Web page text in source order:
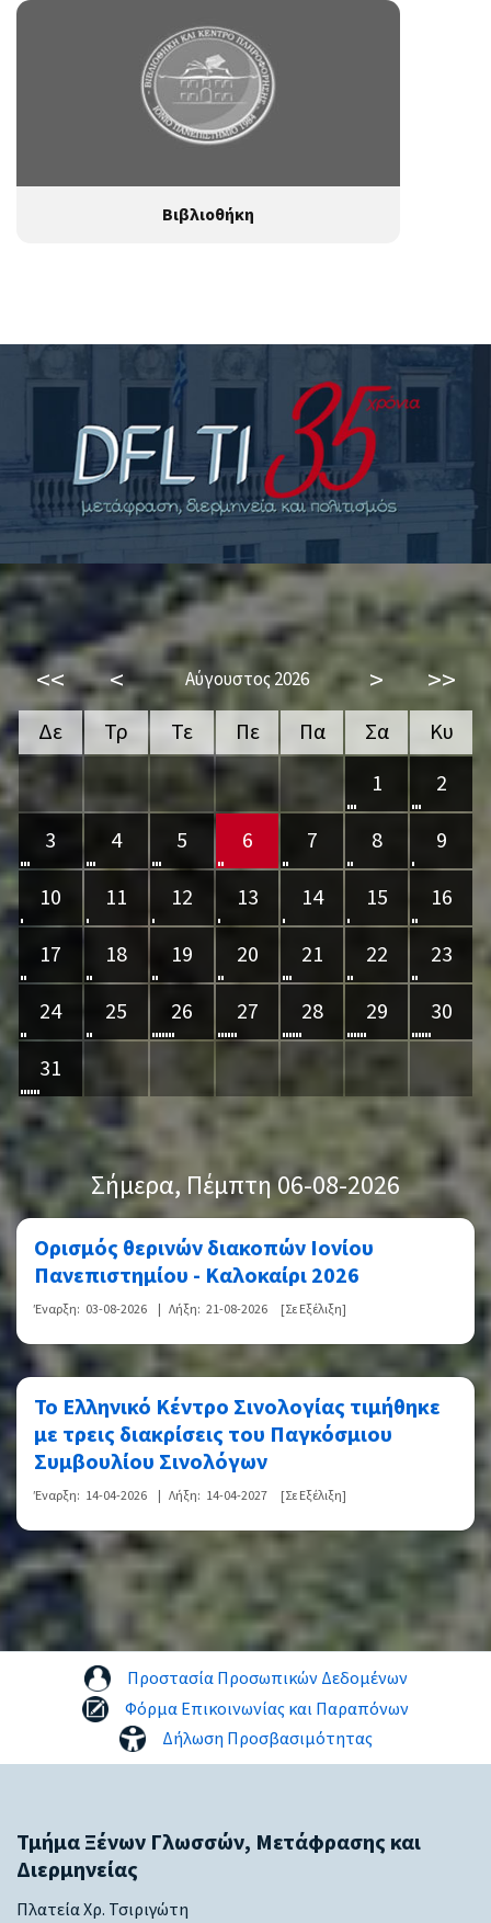
Βιβλιοθήκη
<< < Αύγουστος 2026 > >>
Δε Τρ Τε Πε Πα Σα
Κυ
1
2
3
4 5 6 7 8
9
10
11 12 13 14 15
16
17
18 19 20 21 22
23
24
25 26 27 28 29
30
31
Σήμερα, Πέμπτη 06-08-2026
Ορισμός θερινών διακοπών Ιονίου
Πανεπιστημίου - Καλοκαίρι 2026
Έναρξη: 03-08-2026 | Λήξη: 21-08-2026 [Σε Εξέλιξη]
Το Ελληνικό Κέντρο Σινολογίας τιμήθηκε
με τρεις διακρίσεις του Παγκόσμιου
Συμβουλίου Σινολόγων
Έναρξη: 14-04-2026 | Λήξη: 14-04-2027 [Σε Εξέλιξη]
Προστασία Προσωπικών Δεδομένων
Φόρμα Επικοινωνίας και Παραπόνων
Δήλωση Προσβασιμότητας
Τμήμα Ξένων Γλωσσών, Μετάφρασης και
Διερμηνείας
Πλατεία Χρ. Τσιριγώτη